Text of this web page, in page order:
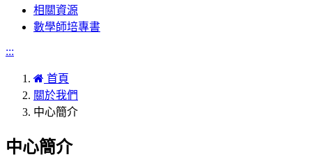
相關資源
數學師培專書
:::
首頁
關於我們
中心簡介
中心簡介